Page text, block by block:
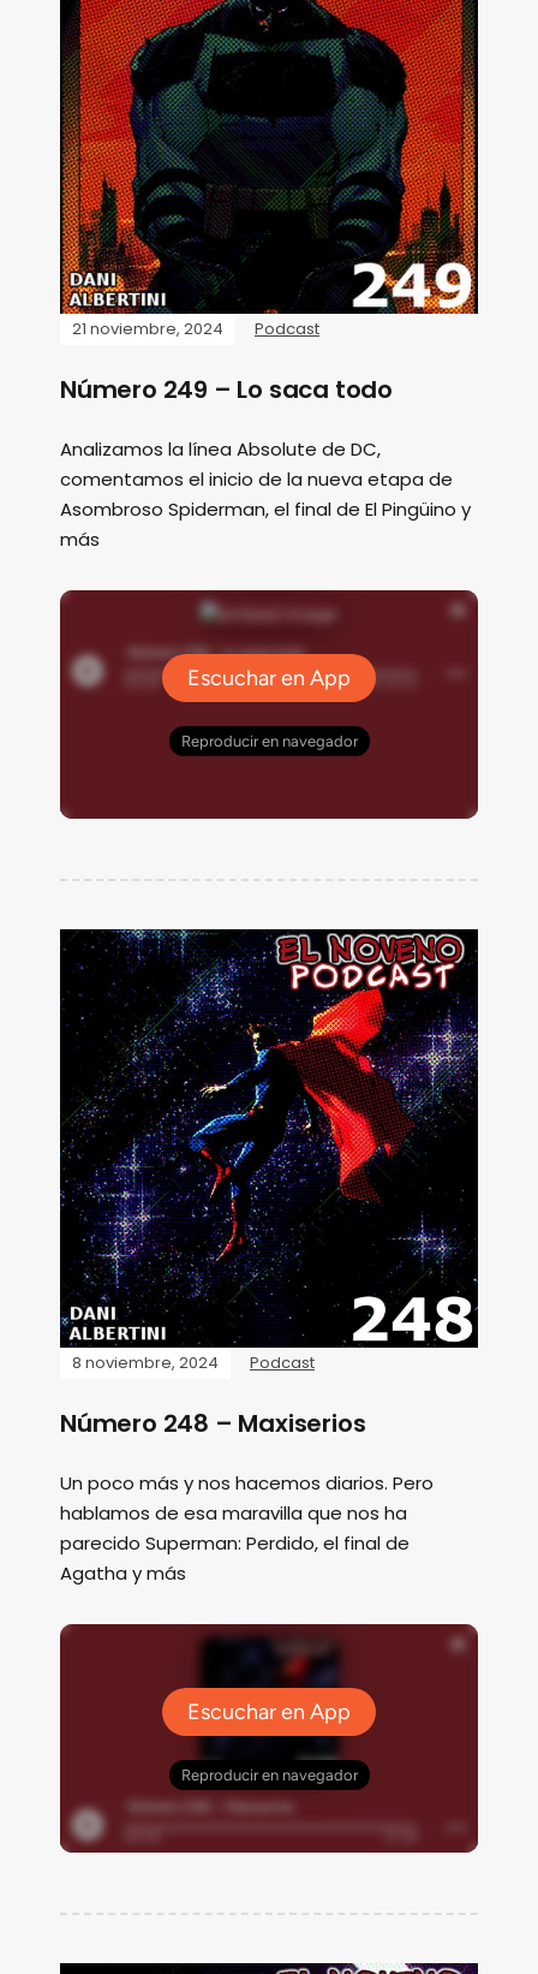
21 noviembre, 2024 Podcast
Número 249 – Lo saca todo
Analizamos la línea Absolute de DC,
comentamos el inicio de la nueva etapa de
Asombroso Spiderman, el final de El Pingüino y
más
8 noviembre, 2024 Podcast
Número 248 – Maxiserios
Un poco más y nos hacemos diarios. Pero
hablamos de esa maravilla que nos ha
parecido Superman: Perdido, el final de
Agatha y más